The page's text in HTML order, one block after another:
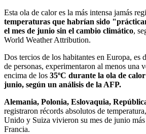
Esta ola de calor es la más intensa jamás
temperaturas que habrían sido
el mes de junio sin el cambio climático,
World Weather Attribution.
Dos tercios de los habitantes en Europa, es
de personas, experimentaron al menos una
encima de los 35ºC durante la ola de
junio, según un análisis de la AFP.
Alemania, Polonia, Eslovaquia,
registraron récords absolutos de
Unido y Suiza vivieron su mes de junio
Francia.